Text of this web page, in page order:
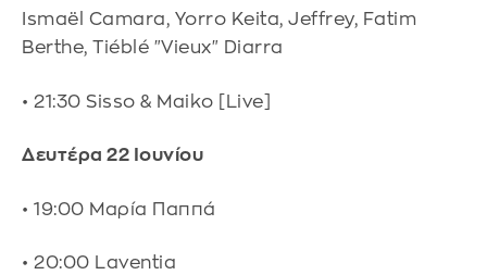
Ismaël Camara, Yorro Keita, Jeffrey, Fatim
Berthe, Tiéblé "Vieux" Diarra
• 21:30 Sisso & Maiko [Live]
Δευτέρα 22 Ιουνίου
• 19:00 Μαρία Παππά
• 20:00 Laventia